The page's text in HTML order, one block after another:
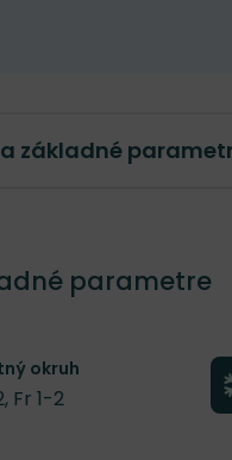
základné
parametre
parametre
okruh
Fr 1-2